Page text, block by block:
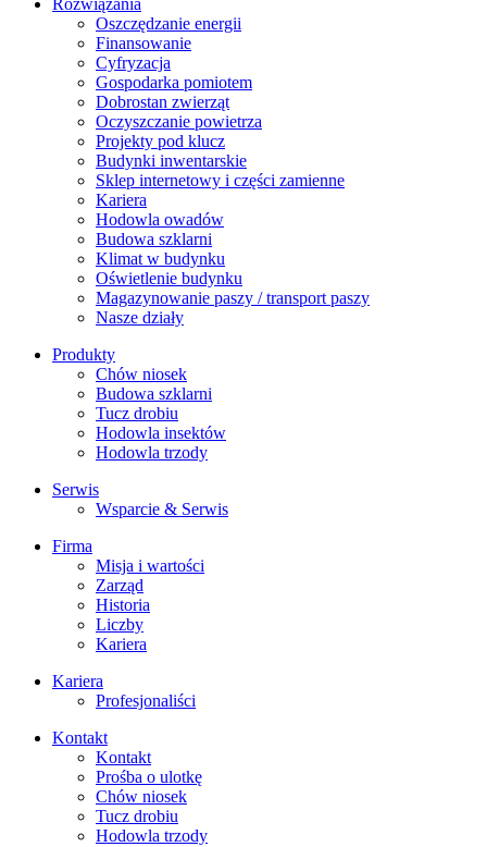
Rozwiązania
​Oszczędzanie energii
Finansowanie
Cyfryzacja
Gospodarka pomiotem
Dobrostan zwierząt
Oczyszczanie powietrza
Projekty pod klucz
Budynki inwentarskie
Sklep internetowy i części zamienne
Kariera
Hodowla owadów
Budowa szklarni
Klimat w budynku
Oświetlenie budynku
Magazynowanie paszy / transport paszy
Nasze działy
Produkty
Chów niosek
Budowa szklarni
Tucz drobiu
Hodowla insektów
Hodowla trzody
Serwis
Wsparcie & Serwis
Firma
Misja i wartości
Zarząd
Historia
Liczby
Kariera
Kariera
Profesjonaliści
Kontakt
Kontakt
Prośba o ulotkę
Chów niosek
Tucz drobiu
Hodowla trzody